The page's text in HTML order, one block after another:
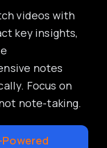
videos with
key insights,
notes
Focus on
note-taking.